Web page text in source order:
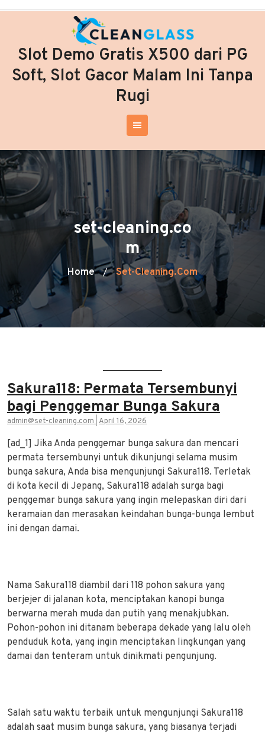
Skip
Slot Demo Gratis X500 dari PG
Soft, Slot Gacor Malam Ini Tanpa
Rugi
set-cleaning.co
m
Home / Set-Cleaning.com
Sakura118: Permata Tersembunyi
bagi Penggemar Bunga Sakura
admin@set-cleaning.com April 16, 2026
[ad_1] Jika Anda penggemar bunga sakura dan mencari
permata tersembunyi untuk dikunjungi selama musim
bunga sakura, Anda bisa mengunjungi Sakura118. Terletak
di kota kecil di Jepang, Sakura118 adalah surga bagi
penggemar bunga sakura yang ingin melepaskan diri dari
keramaian dan merasakan keindahan bunga-bunga lembut
ini dengan damai.
Nama Sakura118 diambil dari 118 pohon sakura yang
berjejer di jalanan kota, menciptakan kanopi bunga
berwarna merah muda dan putih yang menakjubkan.
Pohon-pohon ini ditanam beberapa dekade yang lalu oleh
penduduk kota, yang ingin menciptakan lingkungan yang
damai dan tenteram untuk dinikmati pengunjung.
Salah satu waktu terbaik untuk mengunjungi Sakura118
adalah saat musim bunga sakura, yang biasanya terjadi